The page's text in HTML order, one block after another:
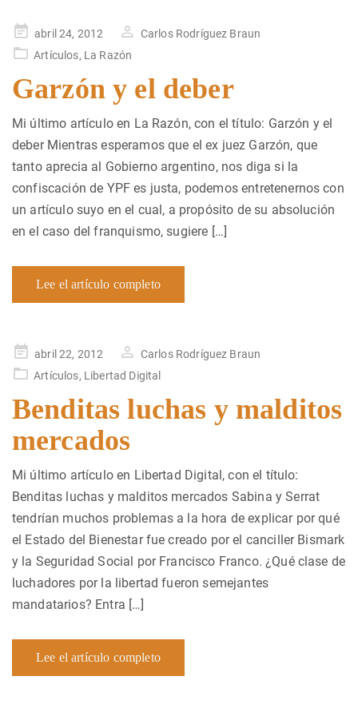
Publicado
en
abril 24, 2012
Carlos Rodríguez Braun
Artículos, La Razón
Garzón y el deber
Mi último artículo en La Razón, con el título: Garzón y el
deber Mientras esperamos que el ex juez Garzón, que
tanto aprecia al Gobierno argentino, nos diga si la
confiscación de YPF es justa, podemos entretenernos con
un artículo suyo en el cual, a propósito de su absolución
en el caso del franquismo, sugiere […]
Lee el artículo completo
Publicado
en
abril 22, 2012
Carlos Rodríguez Braun
Artículos, Libertad Digital
Benditas luchas y malditos
mercados
Mi último artículo en Libertad Digital, con el título:
Benditas luchas y malditos mercados Sabina y Serrat
tendrían muchos problemas a la hora de explicar por qué
el Estado del Bienestar fue creado por el canciller Bismark
y la Seguridad Social por Francisco Franco. ¿Qué clase de
luchadores por la libertad fueron semejantes
mandatarios? Entra […]
Lee el artículo completo